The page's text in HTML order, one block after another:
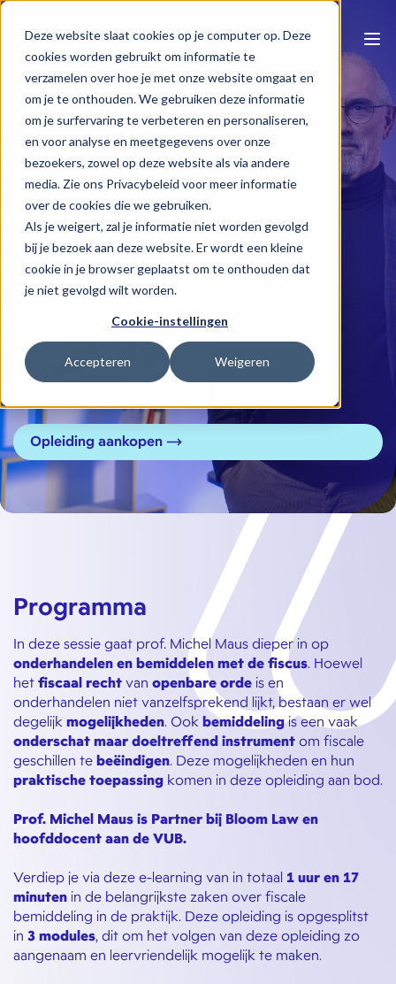
Deze website slaat cookies op je computer op. Deze
cookies worden gebruikt om informatie te
verzamelen over hoe je met onze website omgaat en
om je te onthouden. We gebruiken deze informatie
om je surfervaring te verbeteren en personaliseren,
en voor analyse en meetgegevens over onze
bezoekers, zowel op deze website als via andere
media. Zie ons Privacybeleid voor meer informatie
over de cookies die we gebruiken.
Als je weigert, zal je informatie niet worden gevolgd
bij je bezoek aan deze website. Er wordt een kleine
cookie in je browser geplaatst om te onthouden dat
je niet gevolgd wilt worden.
Cookie-instellingen
Accepteren Weigeren
Naar e-learning overzicht
Onderhandelen en
bemiddelen met de fiscus
Michel Maus
1 u 17 min
€120.00 (excl BTW)
Opleiding aankopen
Programma
In deze sessie gaat prof. Michel Maus dieper in op
onderhandelen en bemiddelen met de fiscus. Hoewel
het fiscaal recht van openbare orde is en
onderhandelen niet vanzelfsprekend lijkt, bestaan er wel
degelijk mogelijkheden. Ook bemiddelingis een vaak
onderschat maar doeltreffend instrument om fiscale
geschillen te beëindigen. Deze mogelijkheden en hun
praktische toepassing komen in deze opleiding aan bod.
Prof. Michel Maus is Partner bij Bloom Law en
hoofddocent aan de VUB.
Verdiep je via deze e-learning van in totaal 1 uur en 17
minuten in de belangrijkste zaken over fiscale
bemiddeling in de praktijk. Deze opleiding is opgesplitst
in 3 modules, dit om het volgen van deze opleiding zo
aangenaam en leervriendelijk mogelijk te maken.